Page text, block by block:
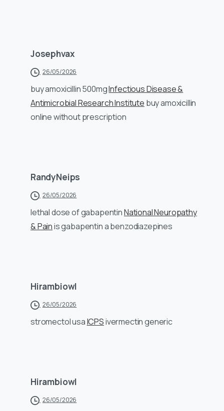
Josephvax
26/05/2026
buy amoxicillin 500mgInfectious Disease &
Antimicrobial Research Institute buy amoxicillin
online without prescription
RandyNeips
26/05/2026
lethal dose of gabapentinNational Neuropathy
& Painis gabapentin a benzodiazepines
Hirambiowl
26/05/2026
stromectol usaICPSivermectin generic
Hirambiowl
26/05/2026